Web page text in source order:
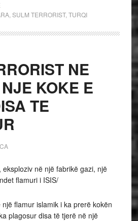
, SULM TERRORIST, TURQI
NE
KOKE E
TE
në një fabrikë gazi, një
flamuri i ISIS/
flamur islamik i ka prerë kokën
plagosur disa të tjerë në një